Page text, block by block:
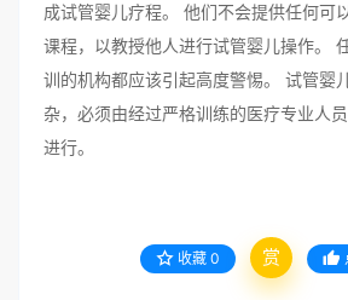
成试管婴儿疗程。 他们不会提供任何可
课程，以教授他人进行试管婴儿操作。
训的机构都应该引起高度警惕。 试管婴
杂，必须由经过严格训练的医疗专业人
进行。
收藏 0 赏